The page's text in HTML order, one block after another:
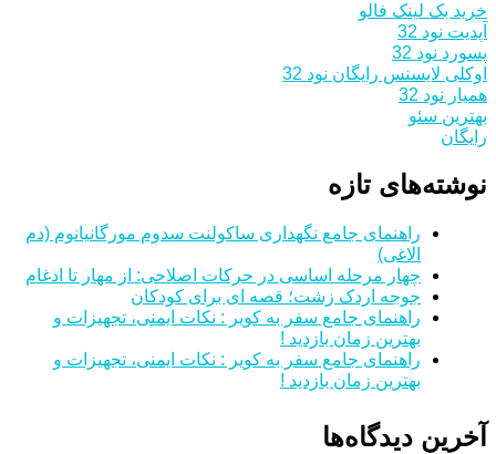
خرید بک لینک فالو
آپدیت نود 32
پسورد نود 32
اوکلی لایسنس رایگان نود 32
همیار نود 32
بهترین سئو
رایگان
نوشته‌های تازه
راهنمای جامع نگهداری ساکولنت سدوم مورگانیانوم (دم
الاغی)
چهار مرحله اساسی در حرکات اصلاحی: از مهار تا ادغام
جوجه اردک زشت؛ قصه ای برای کودکان
راهنمای جامع سفر به کویر : نکات ایمنی، تجهیزات و
بهترین زمان بازدید !
راهنمای جامع سفر به کویر : نکات ایمنی، تجهیزات و
بهترین زمان بازدید !
آخرین دیدگاه‌ها